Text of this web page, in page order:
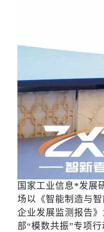
国家工业信息*发展
场以《智能制造与
企业发展监测报告
部“模数共振”专项